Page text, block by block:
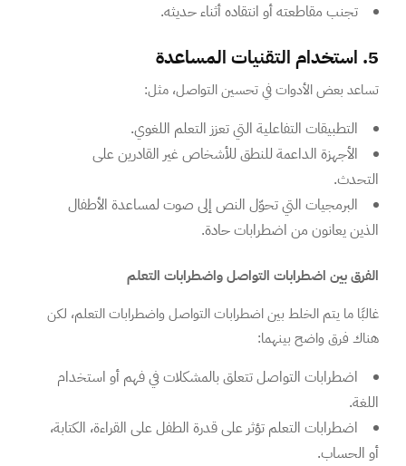
تجنب مقاطعته أو انتقاده أثناء حديثه.
5. استخدام التقنيات المساعدة
تساعد بعض الأدوات في تحسين التواصل، مثل:
التطبيقات التفاعلية التي تعزز التعلم اللغوي.
الأجهزة الداعمة للنطق للأشخاص غير القادرين على
التحدث.
البرمجيات التي تحوّل النص إلى صوت لمساعدة الأطفال
الذين يعانون من اضطرابات حادة.
الفرق بين اضطرابات التواصل واضطرابات التعلم
غالبًا ما يتم الخلط بين اضطرابات التواصل واضطرابات التعلم، لكن
هناك فرق واضح بينهما:
اضطرابات التواصل تتعلق بالمشكلات في فهم أو استخدام
اللغة.
اضطرابات التعلم تؤثر على قدرة الطفل على القراءة، الكتابة،
أو الحساب.